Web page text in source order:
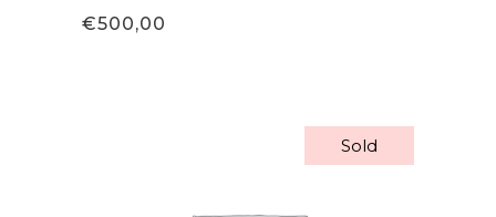
Bewertet
mit
€500,00
Sold